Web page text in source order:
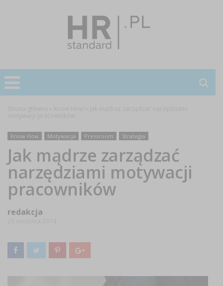
Know How Motywacja Pressroom Strategia
Jak mądrze zarządzać
narzędziami motywacji
pracowników
redakcja